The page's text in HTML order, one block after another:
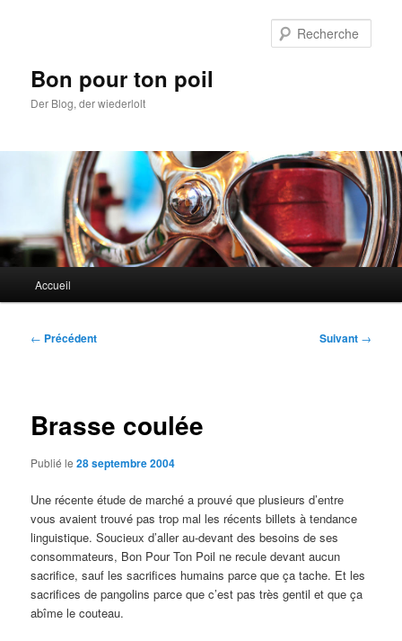
Bon pour ton poil
Der Blog, der wiederlolt
principal
Accueil
Navigation
← Précédent Suivant →
Brasse coulée
Publié le28 septembre 2004
Une récente étude de marché a prouvé que plusieurs d’entre
vous avaient trouvé pas trop mal les récents billets à tendance
linguistique. Soucieux d’aller au-devant des besoins de ses
consommateurs, Bon Pour Ton Poil ne recule devant aucun
sacrifice, sauf les sacrifices humains parce que ça tache. Et les
sacrifices de pangolins parce que c’est pas très gentil et que ça
abîme le couteau.